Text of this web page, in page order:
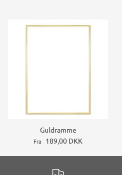
Guldramme
Fra 189,00 DKK